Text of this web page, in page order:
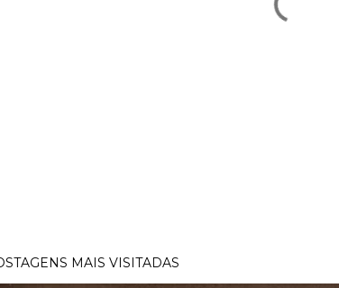
MAIS VISITADAS